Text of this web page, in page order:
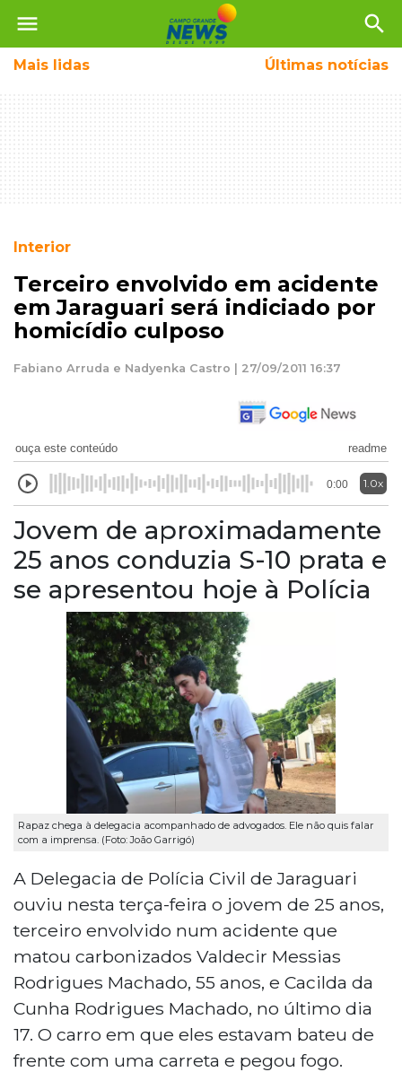
menu search
Mais lidas Últimas notícias
Interior
Terceiro envolvido em acidente
em Jaraguari será indiciado por
homicídio culposo
Fabiano Arruda e Nadyenka Castro | 27/09/2011 16:37
ouça este conteúdo readme
0:00 1.0x
Jovem de aproximadamente
25 anos conduzia S-10 prata e
se apresentou hoje à Polícia
Rapaz chega à delegacia acompanhado de advogados. Ele não quis falar
com a imprensa. (Foto: João Garrigó)
A Delegacia de Polícia Civil de Jaraguari
ouviu nesta terça-feira o jovem de 25 anos,
terceiro envolvido num acidente que
matou carbonizados Valdecir Messias
Rodrigues Machado, 55 anos, e Cacilda da
Cunha Rodrigues Machado, no último dia
17. O carro em que eles estavam bateu de
frente com uma carreta e pegou fogo.